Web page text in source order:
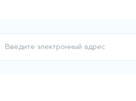
Введите электронный адрес